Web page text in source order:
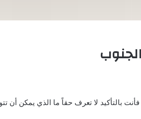
بالتأكيد لا تعرف حقاً ما الذي يمكن أن